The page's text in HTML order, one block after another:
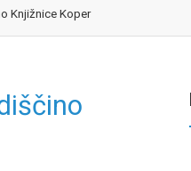
Knjižnice Koper